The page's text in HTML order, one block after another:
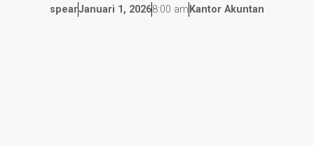
spearJanuari 1, 20268:00 am Kantor Akuntan